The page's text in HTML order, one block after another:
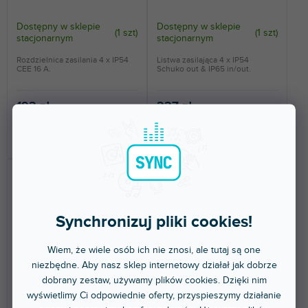
Synchronizuj pliki cookies!
Wiem, że wiele osób ich nie znosi, ale tutaj są one
niezbędne. Aby nasz sklep internetowy działał jak dobrze
dobrany zestaw, używamy plików cookies. Dzięki nim
wyświetlimy Ci odpowiednie oferty, przyspieszymy działanie
Dostępny w sklepie
stacjonarnym
(1 szt)
192 zł
Rozdzielnica zasilania 4 x IP54
CEE 16 A.
Dostępny w sklepie
stacjonarnym
(1 szt)
227 zł
Listwa zasilająca 4 x IP54
Schuko out & IP65 in/out.
🔥 WYPRZEDAŻ SEZONOWA
Cables 87471 T AC-210A E